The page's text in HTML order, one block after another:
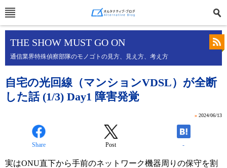
THE SHOW MUST GO ON
通信業界特殊偵察部隊のモノゴトの見方、見え方、考え方
自宅の光回線（マンションVDSL）が全断
した話 (1/3) Day1 障害発覚
» 2024/06/13
Share Post -
実はONU直下から手前のネットワーク機器周りの保守を割